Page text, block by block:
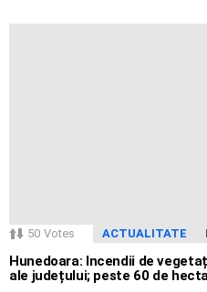
50 Votes ACTUALITATE
Hunedoara: Incendii de
ale județului; peste 60 de